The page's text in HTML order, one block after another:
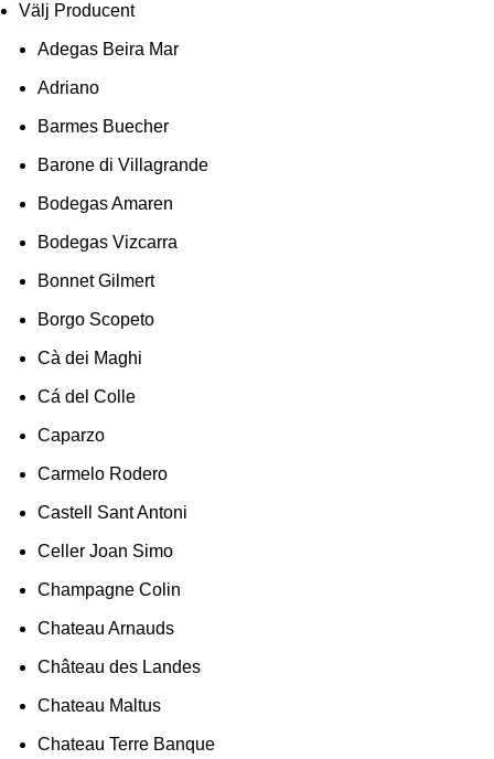
Välj Producent
Adegas Beira Mar
Adriano
Barmes Buecher
Barone di Villagrande
Bodegas Amaren
Bodegas Vizcarra
Bonnet Gilmert
Borgo Scopeto
Cà dei Maghi
Cá del Colle
Caparzo
Carmelo Rodero
Castell Sant Antoni
Celler Joan Simo
Champagne Colin
Chateau Arnauds
Château des Landes
Chateau Maltus
Chateau Terre Banque